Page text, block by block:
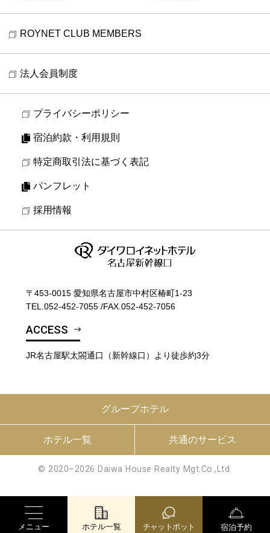
ROYNET CLUB MEMBERS
法人会員制度
プライバシーポリシー
宿泊約款・利用規則
特定商取引法に基づく表記
パンフレット
採用情報
〒453-0015 愛知県名古屋市中村区椿町1-23
TEL.052-452-7055 /FAX.052-452-7056
ACCESS
JR名古屋駅太閤通口（新幹線口）より徒歩約3分
グループホテル
ホテル一覧 共通のサービス
© 2020–2026 Daiwa House Realty Mgt.Co.,Ltd.
メニュー ホテル一覧 チャットボット 宿泊予約